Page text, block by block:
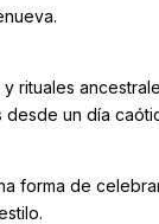
rituales
un día
forma de